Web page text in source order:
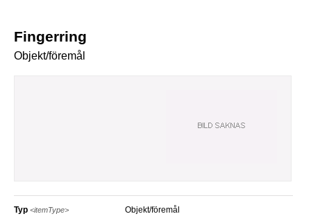
Fingerring
Objekt/föremål
Typ <itemType> Objekt/föremål